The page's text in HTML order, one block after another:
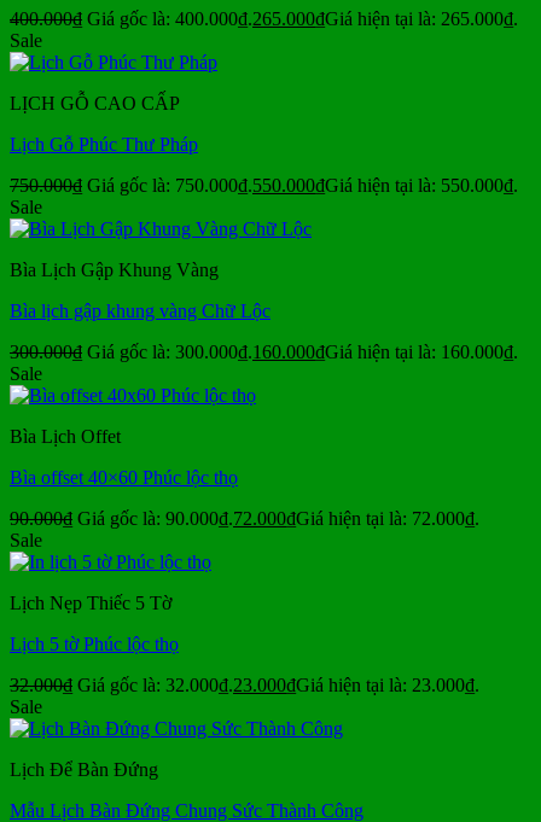
400.000₫ Giá gốc là: 400.000₫.265.000₫Giá hiện tại là: 265.000₫.
Sale
LỊCH GỖ CAO CẤP
Lịch Gỗ Phúc Thư Pháp
750.000₫ Giá gốc là: 750.000₫.550.000₫Giá hiện tại là: 550.000₫.
Sale
Bìa Lịch Gập Khung Vàng
Bìa lịch gập khung vàng Chữ Lộc
300.000₫ Giá gốc là: 300.000₫.160.000₫Giá hiện tại là: 160.000₫.
Sale
Bìa Lịch Offet
Bìa offset 40×60 Phúc lộc thọ
90.000₫ Giá gốc là: 90.000₫.72.000₫Giá hiện tại là: 72.000₫.
Sale
Lịch Nẹp Thiếc 5 Tờ
Lịch 5 tờ Phúc lộc thọ
32.000₫ Giá gốc là: 32.000₫.23.000₫Giá hiện tại là: 23.000₫.
Sale
Lịch Để Bàn Đứng
Mẫu Lịch Bàn Đứng Chung Sức Thành Công